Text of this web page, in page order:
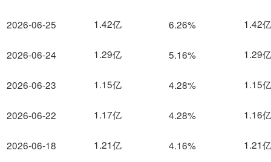
2026-06-25
2026-06-24
2026-06-23
2026-06-22
2026-06-18
1.42亿 6.26% 1.42亿
1.29亿 5.16% 1.29亿
1.15亿 4.28% 1.15亿
1.17亿 4.28% 1.16亿
1.21亿 4.16% 1.21亿